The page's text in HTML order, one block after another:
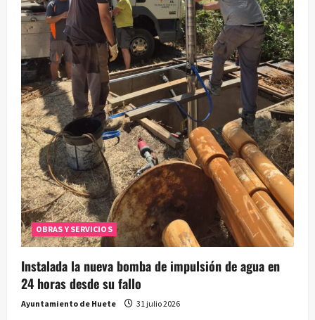
OBRAS Y SERVICIOS
Instalada la nueva bomba de impulsión de agua en
24 horas desde su fallo
Ayuntamiento de Huete 31 julio 2026